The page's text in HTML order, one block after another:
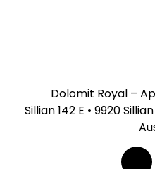
Dolomit Royal –
Sillian 142 E • 9920